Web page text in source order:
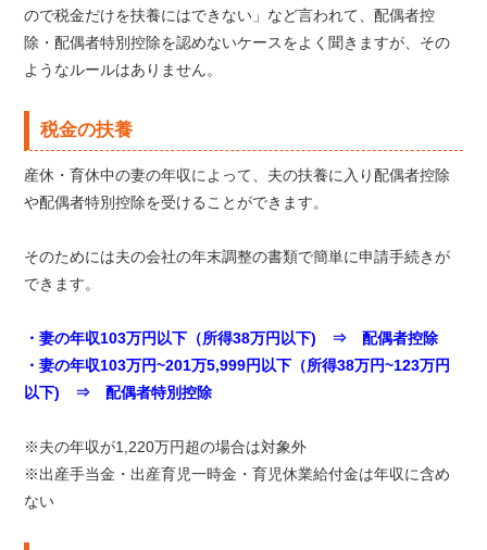
ので税金だけを扶養にはできない」など言われて、配偶者控
除・配偶者特別控除を認めないケースをよく聞きますが、その
ようなルールはありません。
税金の扶養
産休・育休中の妻の年収によって、夫の扶養に入り配偶者控除
や配偶者特別控除を受けることができます。
そのためには夫の会社の年末調整の書類で簡単に申請手続きが
できます。
・妻の年収103万円以下（所得38万円以下) ⇒ 配偶者控除
・妻の年収103万円~201万5,999円以下（所得38万円~123万円
以下) ⇒ 配偶者特別控除
※夫の年収が1,220万円超の場合は対象外
※出産手当金・出産育児一時金・育児休業給付金は年収に含め
ない